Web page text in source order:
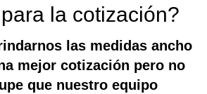
la cotización?
las medidas ancho
mejor cotización pero no
que nuestro equipo